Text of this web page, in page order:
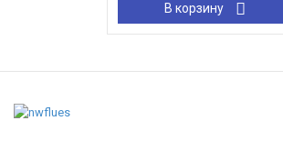
В корзину